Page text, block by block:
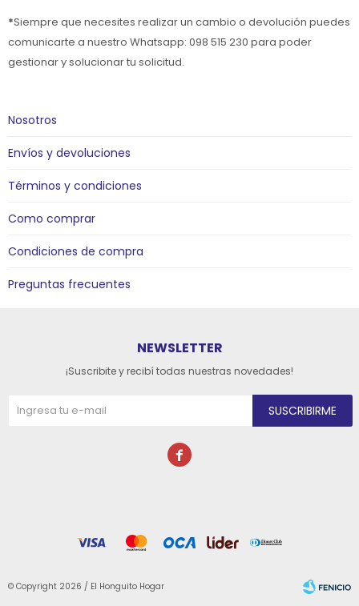
*Siempre que necesites realizar un cambio o devolución puedes
comunicarte a nuestro Whatsapp: 098 515 230 para poder
gestionar y solucionar tu solicitud.
Nosotros
Envíos y devoluciones
Términos y condiciones
Como comprar
Condiciones de compra
Preguntas frecuentes
NEWSLETTER
¡Suscribite y recibí todas nuestras novedades!
SUSCRIBIRME

© Copyright 2026 / El Honguito Hogar